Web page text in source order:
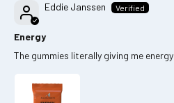
Eddie Janssen
Energy
The gummies literally giving me energy